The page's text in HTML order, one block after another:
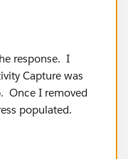
response. I
Capture was
Once I removed
populated.